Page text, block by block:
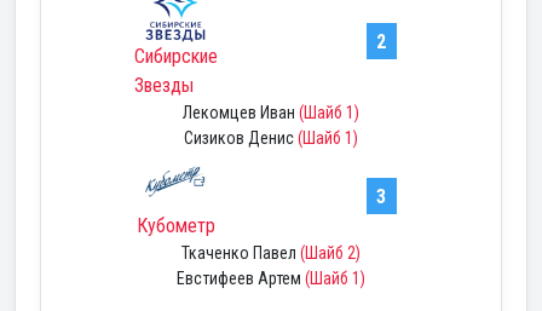
Сибирские
Звезды
2
Лекомцев Иван (Шайб 1)
Сизиков Денис(Шайб 1)
3
Кубометр
Ткаченко Павел (Шайб 2)
Евстифеев Артем (Шайб 1)